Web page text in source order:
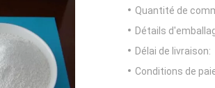
Quantité de
Détails
Délai de livraison:
Conditions de